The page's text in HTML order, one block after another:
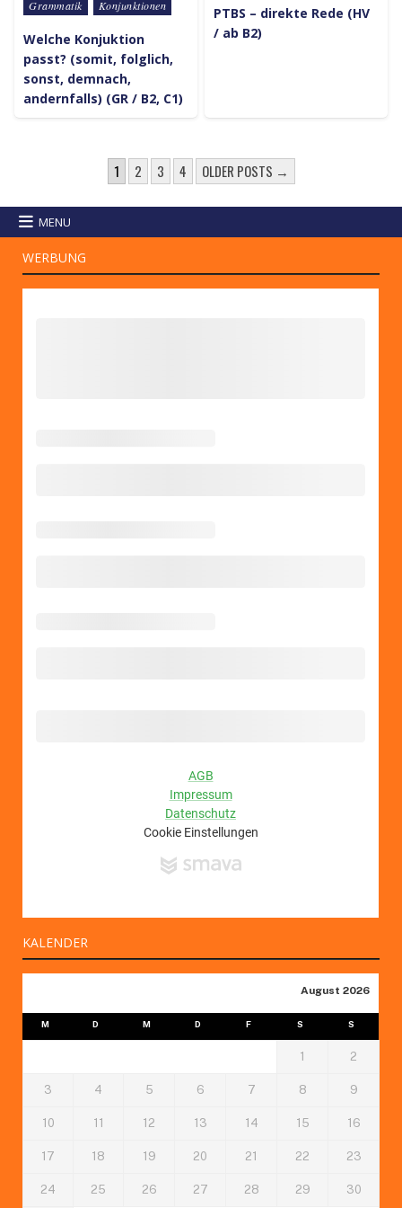
Posted in
Grammatik Konjunktionen
Welche Konjuktion
passt? (somit, folglich,
sonst, demnach,
andernfalls) (GR / B2, C1)
PTBS – direkte Rede (HV
/ ab B2)
SEITENNUMMERIERUNG
1 2 3 4 OLDER POSTS →
MENU
WERBUNG
KALENDER
August 2026
M D M D F S S
1 2
3 4 5 6 7 8 9
10 11 12 13 14 15 16
17 18 19 20 21 22 23
24 25 26 27 28 29 30